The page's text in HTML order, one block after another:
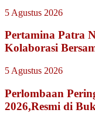
5 Agustus 2026
Pertamina Patra
Kolaborasi
5 Agustus 2026
Perlombaan
2026,Resmi di